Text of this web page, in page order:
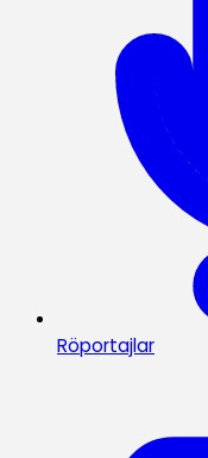
Röportajlar